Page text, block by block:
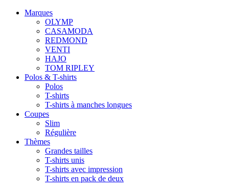
Marques
OLYMP
CASAMODA
REDMOND
VENTI
HAJO
TOM RIPLEY
Polos & T-shirts
Polos
T-shirts
T-shirts à manches longues
Coupes
Slim
Régulière
Thèmes
Grandes tailles
T-shirts unis
T-shirts avec impression
T-shirts en pack de deux